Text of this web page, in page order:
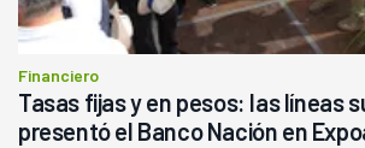
Financiero
Tasas fijas y en pesos: las líneas
presentó el Banco Nación en